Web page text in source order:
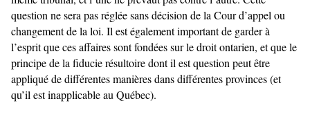
question ne sera pas réglée sans décision de la Cour d’appel ou
changement de la loi. Il est également important de garder à
l’esprit que ces affaires sont fondées sur le droit ontarien, et que le
principe de la fiducie résultoire dont il est question peut être
appliqué de différentes manières dans différentes provinces (et
qu’il est inapplicable au Québec).